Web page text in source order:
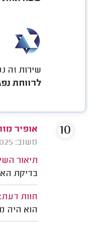
שירות זה
לרווחת
אופיר
משוב: 30/07/2025
תיאור
בדיקת
חוות דעת:
הוא היה
10